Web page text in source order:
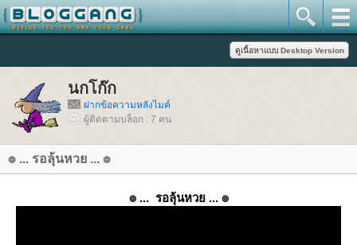
นกโก๊ก
ฝากข้อความหลังไมค์
ผู้ติดตามบล็อก : 7 คน
๏ ... รอลุ้นหวย ... ๏
๏ ... รอลุ้นหวย ... ๏